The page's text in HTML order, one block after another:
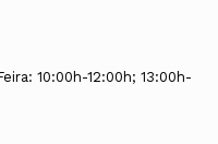
que envolve
secundárias no
OA (Auditório Nuno
a inauguração da
10:00h-12:00h; 13:00h-